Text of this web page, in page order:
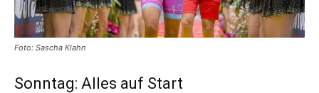
Foto: Sascha Klahn
Sonntag: Alles auf Start